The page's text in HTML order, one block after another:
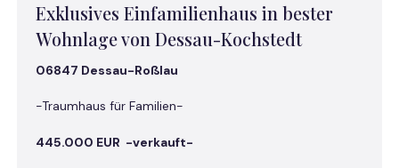
Exklusives Einfamilienhaus in bester
Wohnlage von Dessau-Kochstedt
06847 Dessau-Roßlau
-Traumhaus für Familien-
445.000 EUR -verkauft-